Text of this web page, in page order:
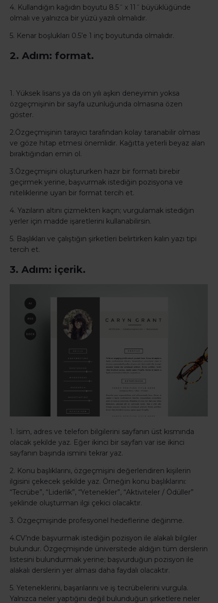
4. Kullandığın kağıdın boyutu 8.5˝ x 11˝ büyüklüğünde
olmalı ve yalnızca bir yüzü yazılı olmalıdır.
5. Kenar boşlukları 0.5’e 1 inç boyutunda olmalıdır.
2. Adım: format.
1. Yüksek lisans ya da on yılı aşkın deneyimin yoksa
özgeçmişinin bir sayfa uzunluğunda olmasına özen
göster.
2.Özgeçmişinin tarayıcı tarafından kolay taranabilir olması
ve göze hitap etmesi önemlidir. Kağıtta yeterli beyaz alan
bıraktığından emin ol.
3.Özgeçmişini oluştururken hazır bir formatı birebir
geçirmek yerine, başvurmak istediğin pozisyona ve
niteliklerine uyan bir format tercih et.
4. Yazıların altını çizmekten kaçın; vurgulamak istediğin
yerler için madde işaretlerini kullanabilirsin.
5. Başlıkları ve çalıştığın şirketleri belirtirken kalın yazı tipi
tercih et.
3. Adım: içerik.
1. İsim, adres ve telefon bilgilerini sayfanın üst kısmında
olacak şekilde yaz. Eğer ikinci bir sayfan var ise ikinci
sayfanın başında ismini tekrar yaz.
2. Konu başlıklarını, özgeçmişini değerlendiren kişilerin
ilgisini çekecek şekilde yaz. Örneğin konu başlıklarını:
“Tecrübe”, “Liderlik”, “Yetenekler”, “Aktiviteler / Ödüller”
şeklinde oluşturman ilgi çekici olacaktır.
3. Özgeçmişinde profesyonel hedeflerine değinme.
4.CV’nde başvurmak istediğin pozisyon ile alakalı bilgiler
bulundur. Özgeçmişinde üniversitede aldığın tüm derslerin
listesini bulundurmak yerine; başvurduğun pozisyon ile
alakalı derslerin yer alması daha faydalı olacaktır.
5. Yeteneklerini, başarılarını ve iş tecrübelerini vurgula.
Yalnızca neler yaptığını değil bulunduğun şirketlere neler